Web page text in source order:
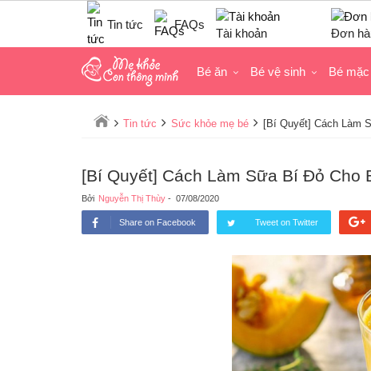
Tin tức FAQs
Tài khoản Đơn
Bé ăn Bé vệ sinh Bé mặc
Tin tức Sức khỏe mẹ bé [Bí Quyết] Cách Làm
[Bí Quyết] Cách Làm Sữa Bí Đỏ Cho
Bởi Nguyễn Thị Thùy - 07/08/2020
Share on Facebook Tweet on Twitter